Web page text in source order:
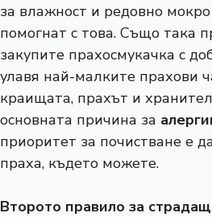
за влажност и редовно
помогнат с това. Също така
закупите прахосмукачка с
улавя най-малките прахови
краищата, прахът и
основната причина за
приоритет за почистване е
праха, където можете.
Второто правило за